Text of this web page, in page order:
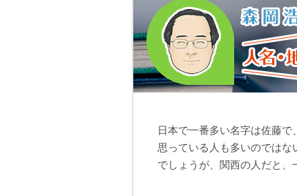
日本で一番多い名字は佐藤
思っている人も多いのでは
でしょうが、関西の人だと、